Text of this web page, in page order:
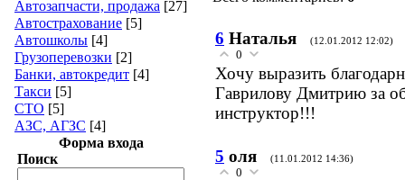
Автозапчасти, продажа [27]
Автострахование [5]
Автошколы [4]
Грузоперевозки [2]
Банки, автокредит [4]
Такси [5]
СТО [5]
АЗС, АГЗС [4]
Форма входа
Поиск
6 Наталья (12.01.2012 12:02)
0
Хочу выразить
Гаврилову Дмитрию за
инструктор!!!
5 оля (11.01.2012 14:36)
0